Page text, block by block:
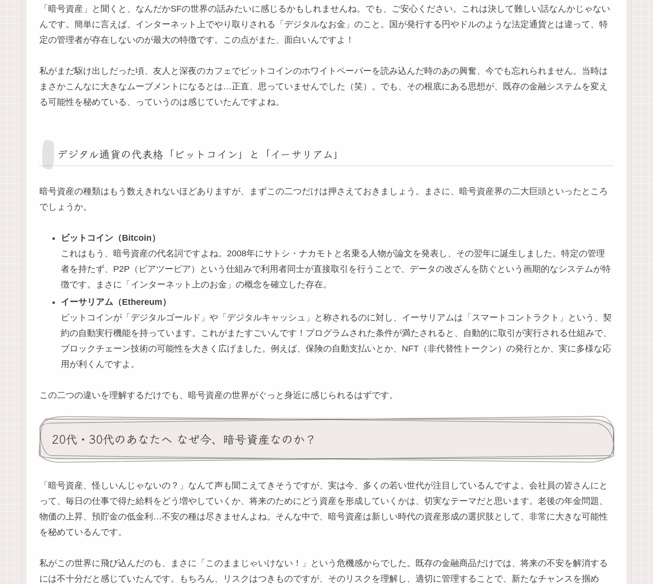
「暗号資産」と聞くと、なんだかSFの世界の話みたいに感じるかもしれませんね。でも、ご安心ください。これは決して難しい話なんかじゃない
んです。簡単に言えば、インターネット上でやり取りされる「デジタルなお金」のこと。国が発行する円やドルのような法定通貨とは違って、特
定の管理者が存在しないのが最大の特徴です。この点がまた、面白いんですよ！
私がまだ駆け出しだった頃、友人と深夜のカフェでビットコインのホワイトペーパーを読み込んだ時のあの興奮、今でも忘れられません。当時は
まさかこんなに大きなムーブメントになるとは…正直、思っていませんでした（笑）。でも、その根底にある思想が、既存の金融システムを変え
る可能性を秘めている、っていうのは感じていたんですよね。
デジタル通貨の代表格「ビットコイン」と「イーサリアム」
暗号資産の種類はもう数えきれないほどありますが、まずこの二つだけは押さえておきましょう。まさに、暗号資産界の二大巨頭といったところ
でしょうか。
ビットコイン（Bitcoin）
これはもう、暗号資産の代名詞ですよね。2008年にサトシ・ナカモトと名乗る人物が論文を発表し、その翌年に誕生しました。特定の管理
者を持たず、P2P（ピアツーピア）という仕組みで利用者同士が直接取引を行うことで、データの改ざんを防ぐという画期的なシステムが特
徴です。まさに「インターネット上のお金」の概念を確立した存在。
イーサリアム（Ethereum）
ビットコインが「デジタルゴールド」や「デジタルキャッシュ」と称されるのに対し、イーサリアムは「スマートコントラクト」という、契
約の自動実行機能を持っています。これがまたすごいんです！プログラムされた条件が満たされると、自動的に取引が実行される仕組みで、
ブロックチェーン技術の可能性を大きく広げました。例えば、保険の自動支払いとか、NFT（非代替性トークン）の発行とか、実に多様な応
用が利くんですよ。
この二つの違いを理解するだけでも、暗号資産の世界がぐっと身近に感じられるはずです。
20代・30代のあなたへ なぜ今、暗号資産なのか？
「暗号資産、怪しいんじゃないの？」なんて声も聞こえてきそうですが、実は今、多くの若い世代が注目しているんですよ。会社員の皆さんにと
って、毎日の仕事で得た給料をどう増やしていくか、将来のためにどう資産を形成していくかは、切実なテーマだと思います。老後の年金問題、
物価の上昇、預貯金の低金利…不安の種は尽きませんよね。そんな中で、暗号資産は新しい時代の資産形成の選択肢として、非常に大きな可能性
を秘めているんです。
私がこの世界に飛び込んだのも、まさに「このままじゃいけない！」という危機感からでした。既存の金融商品だけでは、将来の不安を解消する
には不十分だと感じていたんです。もちろん、リスクはつきものですが、そのリスクを理解し、適切に管理することで、新たなチャンスを掴め